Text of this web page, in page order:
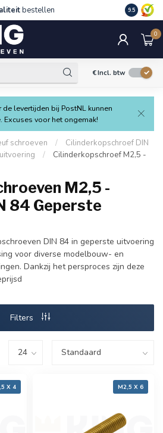
bestellen 9.5
0
€Incl. btw
levertijden bij PostNL kunnen
voor het ongemak!
schroeven /
Cilinderkopschroef DIN
/
Cilinderkopschroef M2,5 -
M2,5 -
84 Geperste
DIN 84 in geperste uitvoering
voor diverse modelbouw- en
Dankzij het persproces zijn deze
Filters
X 4 M2,5 X 6